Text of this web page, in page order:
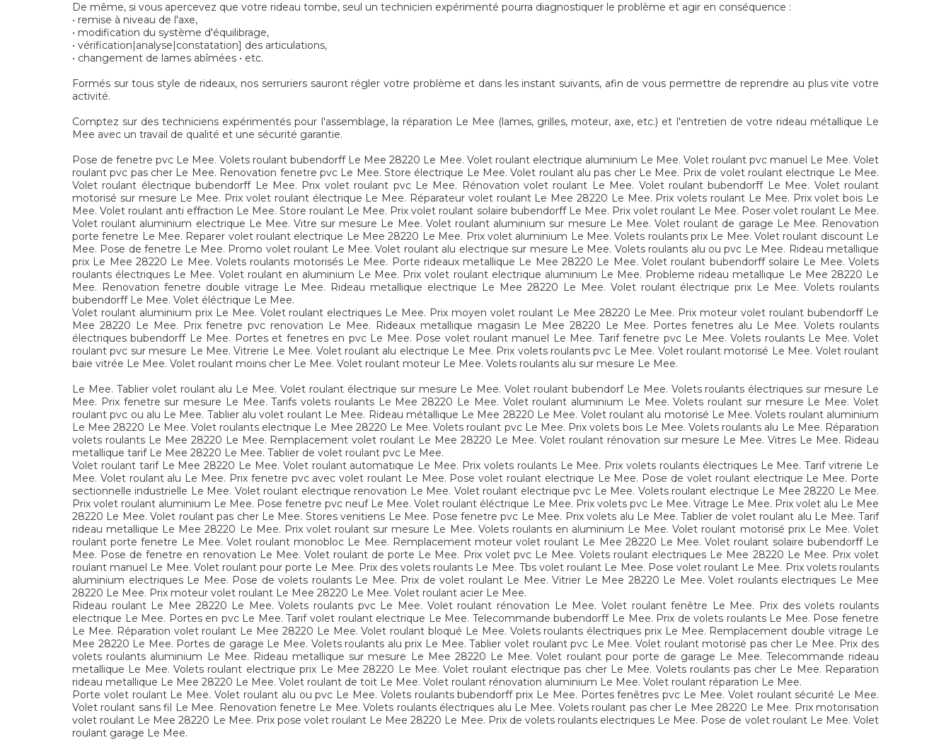
De même, si vous apercevez que votre rideau tombe, seul un technicien expérimenté pourra diagnostiquer le problème et agir en conséquence :
• remise à niveau de l'axe,
• modification du système d'équilibrage,
• vérification|analyse|constatation] des articulations,
• changement de lames abîmées • etc.
Formés sur tous style de rideaux, nos serruriers sauront régler votre problème et dans les instant suivants, afin de vous permettre de reprendre au plus vite votre
activité.
Comptez sur des techniciens expérimentés pour l'assemblage, la réparation Le Mee (lames, grilles, moteur, axe, etc.) et l'entretien de votre rideau métallique Le
Mee avec un travail de qualité et une sécurité garantie.
Pose de fenetre pvc Le Mee. Volets roulant bubendorff Le Mee 28220 Le Mee. Volet roulant electrique aluminium Le Mee. Volet roulant pvc manuel Le Mee. Volet
roulant pvc pas cher Le Mee. Renovation fenetre pvc Le Mee. Store électrique Le Mee. Volet roulant alu pas cher Le Mee. Prix de volet roulant electrique Le Mee.
Volet roulant électrique bubendorff Le Mee. Prix volet roulant pvc Le Mee. Rénovation volet roulant Le Mee. Volet roulant bubendorff Le Mee. Volet roulant
motorisé sur mesure Le Mee. Prix volet roulant électrique Le Mee. Réparateur volet roulant Le Mee 28220 Le Mee. Prix volets roulant Le Mee. Prix volet bois Le
Mee. Volet roulant anti effraction Le Mee. Store roulant Le Mee. Prix volet roulant solaire bubendorff Le Mee. Prix volet roulant Le Mee. Poser volet roulant Le Mee.
Volet roulant aluminium electrique Le Mee. Vitre sur mesure Le Mee. Volet roulant aluminium sur mesure Le Mee. Volet roulant de garage Le Mee. Renovation
porte fenetre Le Mee. Reparer volet roulant electrique Le Mee 28220 Le Mee. Prix volet aluminium Le Mee. Volets roulants prix Le Mee. Volet roulant discount Le
Mee. Pose de fenetre Le Mee. Promo volet roulant Le Mee. Volet roulant alu electrique sur mesure Le Mee. Volets roulants alu ou pvc Le Mee. Rideau metallique
prix Le Mee 28220 Le Mee. Volets roulants motorisés Le Mee. Porte rideaux metallique Le Mee 28220 Le Mee. Volet roulant bubendorff solaire Le Mee. Volets
roulants électriques Le Mee. Volet roulant en aluminium Le Mee. Prix volet roulant electrique aluminium Le Mee. Probleme rideau metallique Le Mee 28220 Le
Mee. Renovation fenetre double vitrage Le Mee. Rideau metallique electrique Le Mee 28220 Le Mee. Volet roulant électrique prix Le Mee. Volets roulants
bubendorff Le Mee. Volet éléctrique Le Mee.
Volet roulant aluminium prix Le Mee. Volet roulant electriques Le Mee. Prix moyen volet roulant Le Mee 28220 Le Mee. Prix moteur volet roulant bubendorff Le
Mee 28220 Le Mee. Prix fenetre pvc renovation Le Mee. Rideaux metallique magasin Le Mee 28220 Le Mee. Portes fenetres alu Le Mee. Volets roulants
électriques bubendorff Le Mee. Portes et fenetres en pvc Le Mee. Pose volet roulant manuel Le Mee. Tarif fenetre pvc Le Mee. Volets roulants Le Mee. Volet
roulant pvc sur mesure Le Mee. Vitrerie Le Mee. Volet roulant alu electrique Le Mee. Prix volets roulants pvc Le Mee. Volet roulant motorisé Le Mee. Volet roulant
baie vitrée Le Mee. Volet roulant moins cher Le Mee. Volet roulant moteur Le Mee. Volets roulants alu sur mesure Le Mee.
Le Mee. Tablier volet roulant alu Le Mee. Volet roulant électrique sur mesure Le Mee. Volet roulant bubendorf Le Mee. Volets roulants électriques sur mesure Le
Mee. Prix fenetre sur mesure Le Mee. Tarifs volets roulants Le Mee 28220 Le Mee. Volet roulant aluminium Le Mee. Volets roulant sur mesure Le Mee. Volet
roulant pvc ou alu Le Mee. Tablier alu volet roulant Le Mee. Rideau métallique Le Mee 28220 Le Mee. Volet roulant alu motorisé Le Mee. Volets roulant aluminium
Le Mee 28220 Le Mee. Volet roulants electrique Le Mee 28220 Le Mee. Volets roulant pvc Le Mee. Prix volets bois Le Mee. Volets roulants alu Le Mee. Réparation
volets roulants Le Mee 28220 Le Mee. Remplacement volet roulant Le Mee 28220 Le Mee. Volet roulant rénovation sur mesure Le Mee. Vitres Le Mee. Rideau
metallique tarif Le Mee 28220 Le Mee. Tablier de volet roulant pvc Le Mee.
Volet roulant tarif Le Mee 28220 Le Mee. Volet roulant automatique Le Mee. Prix volets roulants Le Mee. Prix volets roulants électriques Le Mee. Tarif vitrerie Le
Mee. Volet roulant alu Le Mee. Prix fenetre pvc avec volet roulant Le Mee. Pose volet roulant electrique Le Mee. Pose de volet roulant electrique Le Mee. Porte
sectionnelle industrielle Le Mee. Volet roulant electrique renovation Le Mee. Volet roulant electrique pvc Le Mee. Volets roulant electrique Le Mee 28220 Le Mee.
Prix volet roulant aluminium Le Mee. Pose fenetre pvc neuf Le Mee. Volet roulant éléctrique Le Mee. Prix volets pvc Le Mee. Vitrage Le Mee. Prix volet alu Le Mee
28220 Le Mee. Volet roulant pas cher Le Mee. Stores venitiens Le Mee. Pose fenetre pvc Le Mee. Prix volets alu Le Mee. Tablier de volet roulant alu Le Mee. Tarif
rideau metallique Le Mee 28220 Le Mee. Prix volet roulant sur mesure Le Mee. Volets roulants en aluminium Le Mee. Volet roulant motorisé prix Le Mee. Volet
roulant porte fenetre Le Mee. Volet roulant monobloc Le Mee. Remplacement moteur volet roulant Le Mee 28220 Le Mee. Volet roulant solaire bubendorff Le
Mee. Pose de fenetre en renovation Le Mee. Volet roulant de porte Le Mee. Prix volet pvc Le Mee. Volets roulant electriques Le Mee 28220 Le Mee. Prix volet
roulant manuel Le Mee. Volet roulant pour porte Le Mee. Prix des volets roulants Le Mee. Tbs volet roulant Le Mee. Pose volet roulant Le Mee. Prix volets roulants
aluminium electriques Le Mee. Pose de volets roulants Le Mee. Prix de volet roulant Le Mee. Vitrier Le Mee 28220 Le Mee. Volet roulants electriques Le Mee
28220 Le Mee. Prix moteur volet roulant Le Mee 28220 Le Mee. Volet roulant acier Le Mee.
Rideau roulant Le Mee 28220 Le Mee. Volets roulants pvc Le Mee. Volet roulant rénovation Le Mee. Volet roulant fenêtre Le Mee. Prix des volets roulants
electrique Le Mee. Portes en pvc Le Mee. Tarif volet roulant electrique Le Mee. Telecommande bubendorff Le Mee. Prix de volets roulants Le Mee. Pose fenetre
Le Mee. Réparation volet roulant Le Mee 28220 Le Mee. Volet roulant bloqué Le Mee. Volets roulants électriques prix Le Mee. Remplacement double vitrage Le
Mee 28220 Le Mee. Portes de garage Le Mee. Volets roulants alu prix Le Mee. Tablier volet roulant pvc Le Mee. Volet roulant motorisé pas cher Le Mee. Prix des
volets roulants aluminium Le Mee. Rideau metallique sur mesure Le Mee 28220 Le Mee. Volet roulant pour porte de garage Le Mee. Telecommande rideau
metallique Le Mee. Volets roulant electrique prix Le Mee 28220 Le Mee. Volet roulant electrique pas cher Le Mee. Volets roulants pas cher Le Mee. Reparation
rideau metallique Le Mee 28220 Le Mee. Volet roulant de toit Le Mee. Volet roulant rénovation aluminium Le Mee. Volet roulant réparation Le Mee.
Porte volet roulant Le Mee. Volet roulant alu ou pvc Le Mee. Volets roulants bubendorff prix Le Mee. Portes fenêtres pvc Le Mee. Volet roulant sécurité Le Mee.
Volet roulant sans fil Le Mee. Renovation fenetre Le Mee. Volets roulants électriques alu Le Mee. Volets roulant pas cher Le Mee 28220 Le Mee. Prix motorisation
volet roulant Le Mee 28220 Le Mee. Prix pose volet roulant Le Mee 28220 Le Mee. Prix de volets roulants electriques Le Mee. Pose de volet roulant Le Mee. Volet
roulant garage Le Mee.